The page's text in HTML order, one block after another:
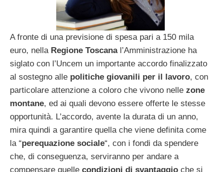
A fronte di una previsione di spesa pari a 150 mila
euro, nella Regione Toscanal’Amministrazione ha
siglato con l’Uncem un importante accordo finalizzato
al sostegno alle politiche giovanili per il lavoro, con
particolare attenzione a coloro che vivono nelle zone
montane, ed ai quali devono essere offerte le stesse
opportunità. L’accordo, avente la durata di un anno,
mira quindi a garantire quella che viene definita come
la “perequazione sociale“, con i fondi da spendere
che, di conseguenza, serviranno per andare a
compensare quelle condizioni di svantaggio che si